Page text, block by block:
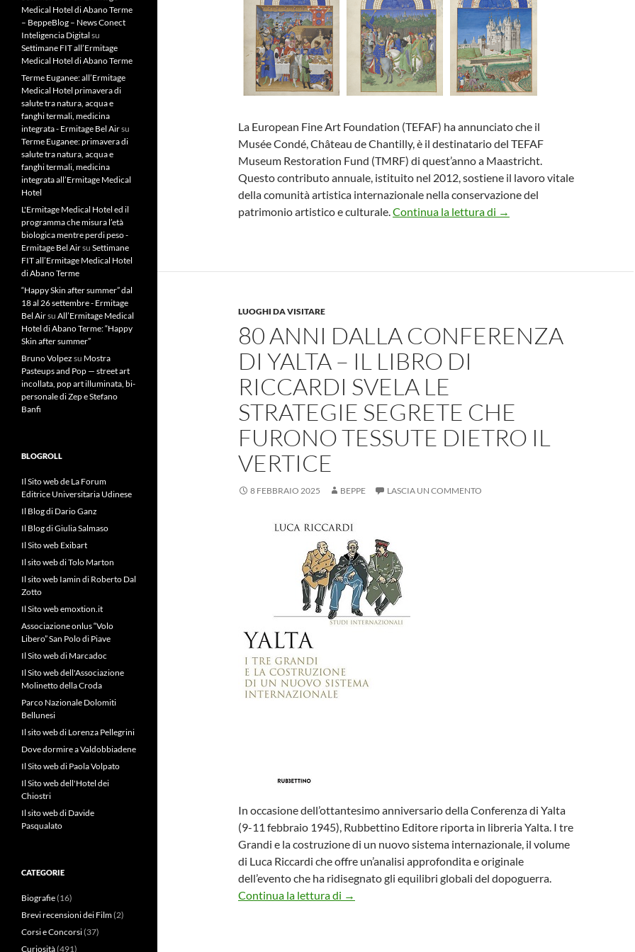
La European Fine Art Foundation (TEFAF) ha annunciato che il
Musée Condé, Château de Chantilly, è il destinatario del TEFAF
Museum Restoration Fund (TMRF) di quest’anno a Maastricht.
Questo contributo annuale, istituito nel 2012, sostiene il lavoro vitale
della comunità artistica internazionale nella conservazione del
patrimonio artistico e culturale.Continua la lettura di Il TEFAF Museum
→
LUOGHI DA VISITARE
80 ANNI DALLA CONFERENZA
DI YALTA – IL LIBRO DI
RICCARDI SVELA LE
STRATEGIE SEGRETE CHE
FURONO TESSUTE DIETRO IL
VERTICE
8 FEBBRAIO 2025 BEPPE LASCIA UN COMMENTO
In occasione dell’ottantesimo anniversario della Conferenza di Yalta
(9-11 febbraio 1945), Rubbettino Editore riporta in libreria Yalta. I tre
Grandi e la costruzione di un nuovo sistema internazionale, il volume
di Luca Riccardi che offre un’analisi approfondita e originale
dell’evento che ha ridisegnato gli equilibri globali del dopoguerra.
Continua la lettura di 80 anni dalla Conferenza di Yalta – Il libro di Riccardi svela
→
Medical Hotel di Abano Terme
– BeppeBlog – News Conect
Inteligencia Digital su
Settimane FIT all’Ermitage
Medical Hotel di Abano Terme
Terme Euganee: all’Ermitage
Medical Hotel primavera di
salute tra natura, acqua e
fanghi termali, medicina
integrata - Ermitage Bel Airsu
Terme Euganee: primavera di
salute tra natura, acqua e
fanghi termali, medicina
integrata all’Ermitage Medical
Hotel
L'Ermitage Medical Hotel ed il
programma che misura l’età
biologica mentre perdi peso -
Ermitage Bel Airsu Settimane
FIT all’Ermitage Medical Hotel
di Abano Terme
“Happy Skin after summer” dal
18 al 26 settembre - Ermitage
Bel Airsu All’Ermitage Medical
Hotel di Abano Terme: “Happy
Skin after summer”
Bruno Volpez su Mostra
Pasteups and Pop — street art
incollata, pop art illuminata, bi-
personale di Zep e Stefano
Banfi
BLOGROLL
Il Sito web de La Forum
Editrice Universitaria Udinese
Il Blog di Dario Ganz
Il Blog di Giulia Salmaso
Il Sito web Exibart
Il sito web di Tolo Marton
Il sito web Iamin di Roberto Dal
Zotto
Il Sito web emoxtion.it
Associazione onlus “Volo
Libero” San Polo di Piave
Il Sito web di Marcadoc
Il Sito web dell'Associazione
Molinetto della Croda
Parco Nazionale Dolomiti
Bellunesi
Il sito web di Lorenza Pellegrini
Dove dormire a Valdobbiadene
Il Sito web di Paola Volpato
Il Sito web dell'Hotel dei
Chiostri
Il sito web di Davide
Pasqualato
CATEGORIE
Biografie(16)
Brevi recensioni dei Film(2)
Corsi e Concorsi(37)
Curiosità(491)